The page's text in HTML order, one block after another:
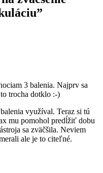
”
3 balenia. Najprv sa
trocha dotklo :-)
využíval. Teraz si tú
mu pomohol predĺžiť dobu
sa zväčšila. Neviem
ale je to citeľné.